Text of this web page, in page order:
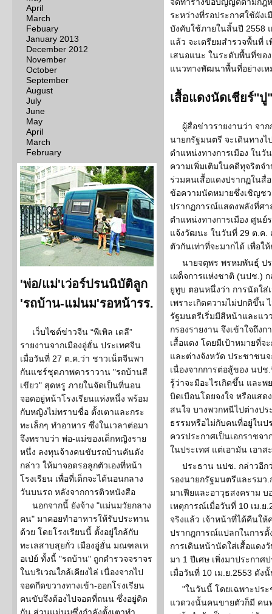
April
March
Febuary
January 2013
December 2012
November
October
September
August
July
June
May
April
March
February
'พ่อ/แม่'เว่อร์ปรนนิบัติลูก
'รถบ้าน-แม่นม'รอหน้ารร.
เว็บไซต์ข่าวจีน “พีเพิล เดลี”
รายงานจากเมืองอู่ฮั่น ประเทศจีน
เมื่อวันที่ 27 ต.ค.ว่า ชาวเน็ตจีนพา
กันแชร์ชุดภาพคาราวาน "รถบ้านสี
เขียว" สุดหรู ภายในจัดเป็นที่นอน
จอดอยู่หน้าโรงเรียนแห่งหนึ่ง พร้อม
กับหญิงไม่ทราบชื่อ ตั้งเตาและกระ
ทะเล็กๆ ทำอาหาร ซึ่งในเวลาต่อมา
จึงทราบว่า พ่อ-แม่ของเด็กหญิงราย
หนึ่ง ลงทุนจ้างคนขับรถบ้านคันดัง
กล่าว ให้มาจอดรอลูกตัวเองที่หน้า
โรงเรียน เพื่อที่เด็กจะได้นอนกลาง
วันบนรถ หลังจากการติวหนังสือ
นอกจากนี้ ยังจ้าง "แม่นมวัยกลาง
คน" มาคอยทำอาหารให้รับประทาน
ด้วย โดยโรงเรียนนี้ ตั้งอยู่ใกล้กับ
ทะเลสาบสุยกั่ว เมืองอู่ฮั่น มณฑลเห
อเป่ย์ ทั้งนี้ "รถบ้าน" ถูกตำรวจจราจร
ในบริเวณใกล้เคียงไล่ เนื่องจากไป
จอดกีดขวางทางเข้า-ออกโรงเรียน
คนขับจึงต้องไปจอดที่ถนน ซึ่งอยู่ติด
ระหว่างที่รอประกาศใช้ผัง
บังคับใช้ภายในสิ้นปี 2558
แล้ว จะเตรียมสำรวจพื้นที่
เสนอแนะ ในระดับพื้นที่ขอ
แนวทางพัฒนาพื้นที่อย่างเห
เสื้อแดงนัดเชียร์"
ผู้สื่อข่าวรายงานว่า จ
นายกรัฐมนตรี จะเดินทาง
ตำแหน่งทางการเมือง ใน
ความเพิ่มเติมในคดีทุจริตจ
ร่วมคนเสื้อแดงปรากฏในสื่
ข้อความนัดหมายซึ่งเชิญช
ปรากฏการณ์แสดงพลังที่ศ
ตำแหน่งทางการเมือง ศูนย์
แจ้งวัฒนะ ในวันที่ 29 ต.ค.
ตัวกันเท่าที่จะมากได้ เพื่อ
นายจตุพร พรหมพันธุ์ ป
เผด็จการแห่งชาติ (นปช.)
ยูทูบ ตอนหนึ่งว่า การนัดใส่
เพราะเกิดความไม่ปกติขึ้น
รัฐมนตรีเริ่มมีสีหน้าและแว
กรองรายงาน จึงเข้าใจถึง
เสื้อแดง โดยมีเป้าหมายที่จ
และต่างจังหวัด ประชาชน
เนื่องจากการต่อสู้ของ นป
รู้ว่าจะมีอะไรเกิดขึ้น และพ
บิดเบือนโดยจงใจ หรือแส
สนใจ บางพวกหนีไปต่างป
ธรรมหรือไม่กับคนที่อยู่ในป
ควรประกาศเป็นเอกราชจ
ในประเทศ แต่เอามัน เอา
ประธาน นปช. กล่าวอีก
รองนายกรัฐมนตรีและรมว
มาเฟียและอาวุธสงคราม
เหตุการณ์เมื่อวันที่ 10 เม.ย
จริงแล้ว เจ้าหน้าที่ได้คืนใ
ปรากฎการณ์แปลกในการตั้
การเดินหน้านัดใส่เสื้อแดง
มา 1 ปีเศษ เพิ่งมาประกาศ
เมื่อวันที่ 10 เม.ย.2553 ดั
"ในวันนี้ โดยเฉพาะปร
แวดวงนั้นคนขายตัวก็มี คน